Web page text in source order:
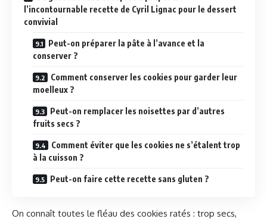
l’incontournable recette de Cyril Lignac pour le dessert
convivial
Peut-on préparer la pâte à l’avance et la
conserver ?
Comment conserver les cookies pour garder leur
moelleux ?
Peut-on remplacer les noisettes par d’autres
fruits secs ?
Comment éviter que les cookies ne s’étalent trop
à la cuisson ?
Peut-on faire cette recette sans gluten ?
On connaît toutes le fléau des cookies ratés : trop secs,